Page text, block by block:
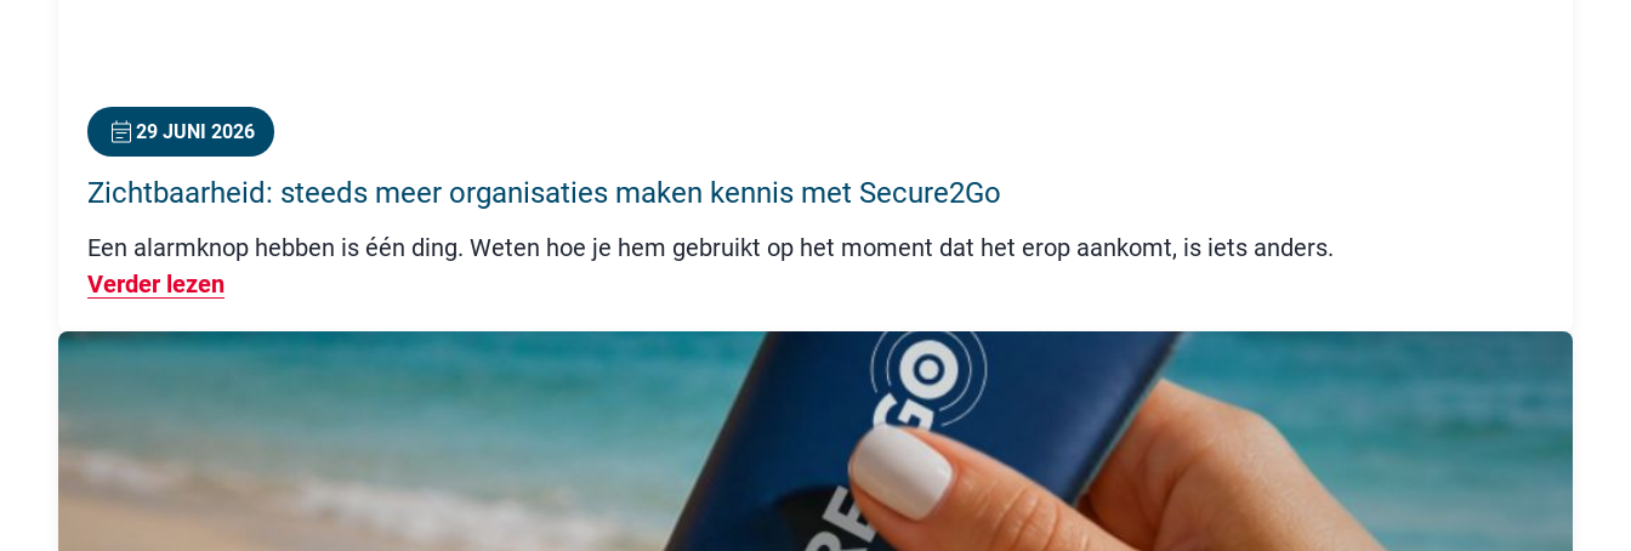
29 JUNI 2026
Zichtbaarheid: steeds meer organisaties maken kennis met Secure2Go
Een alarmknop hebben is één ding. Weten hoe je hem gebruikt op het moment dat het erop aankomt, is iets anders.
Verder lezen